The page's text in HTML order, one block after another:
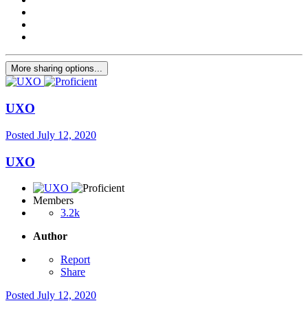
More sharing options...
UXO
Posted July 12, 2020
UXO
Members
3.2k
Author
Report
Share
Posted July 12, 2020